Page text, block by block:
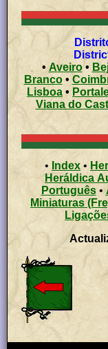
Distritos/
• Aveiro•
Branco•
Lisboa •
Viana do
• Index •
Heráldica
Português•
Miniaturas